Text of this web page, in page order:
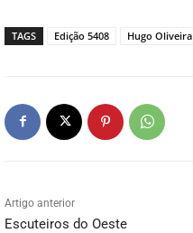
TAGS Edição 5408 Hugo Oliveira
Artigo anterior
Escuteiros do Oeste